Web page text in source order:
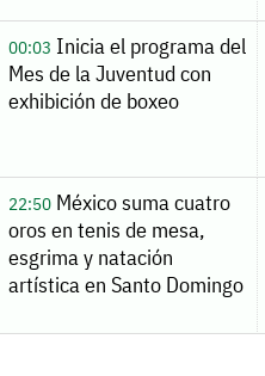
00:03 Inicia el programa del
Mes de la Juventud con
exhibición de boxeo
22:50México suma cuatro
oros en tenis de mesa,
esgrima y natación
artística en Santo Domingo